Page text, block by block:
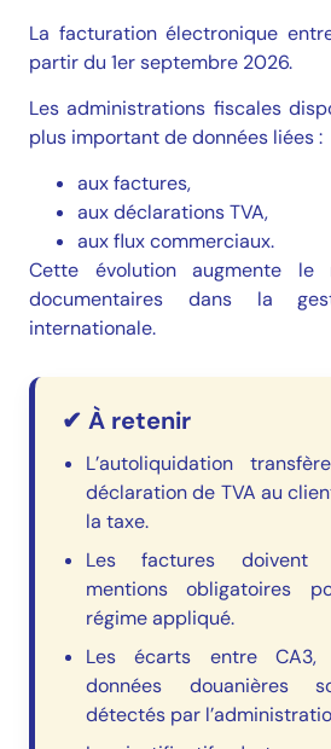
La facturation électronique
partir du 1er septembre 2026.
Les administrations fiscales
plus important de données liées :
aux factures,
aux déclarations TVA,
aux flux commerciaux.
Cette évolution augmente le
documentaires dans la
internationale.
✔ À retenir
L’autoliquidation
déclaration de TVA au
la taxe.
Les factures doivent
mentions obligatoires
régime appliqué.
Les écarts entre CA3,
données douanières
détectés par